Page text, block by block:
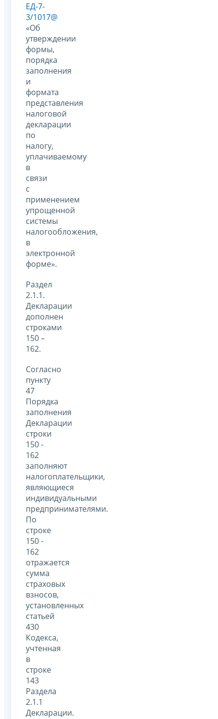
ЕД-7-
3/1017@
«Об
утверждении
формы,
порядка
заполнения
и
формата
представления
налоговой
декларации
по
налогу,
уплачиваемому
в
связи
с
применением
упрощенной
системы
налогообложения,
в
электронной
форме».
Раздел
2.1.1.
Декларации
дополнен
строками
150 –
162.
Согласно
пункту
47
Порядка
заполнения
Декларации
строки
150 -
162
заполняют
налогоплательщики,
являющиеся
индивидуальными
предпринимателями.
По
строке
150 -
162
отражается
сумма
страховых
взносов,
установленных
статьей
430
Кодекса,
учтенная
в
строке
143
Раздела
2.1.1
Декларации.